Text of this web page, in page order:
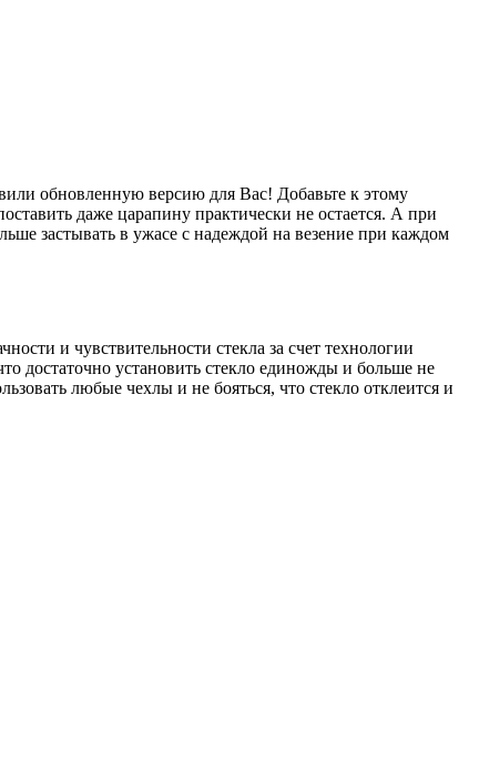
обновленную версию для Вас! Добавьте к этому
даже царапину практически не остается. А при
застывать в ужасе с надеждой на везение при каждом
и чувствительности стекла за счет технологии
достаточно установить стекло единожды и больше не
любые чехлы и не бояться, что стекло отклеится и